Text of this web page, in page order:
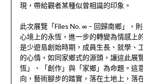
現，帶給觀者某種似曾相識的印象。
此次展覽「Files No. ∞ – 回歸南鄉」，
心境上的永恆，進一步的轉變為情感上
是少遊島創始時期，成員生長、就學、
的心情，如同家鄉式的源頭，讓這此展
恆」、「創作」與「家鄉」為命題。這
向，藝術腳步的踏實，落在土地上，落